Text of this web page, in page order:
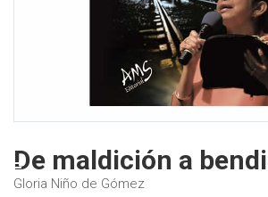
De maldición a
Gloria Niño de Gómez